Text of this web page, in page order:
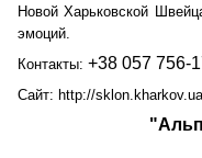
Новой Харьковской
эмоций.
Контакты: +38 057 756-
Сайт: http://